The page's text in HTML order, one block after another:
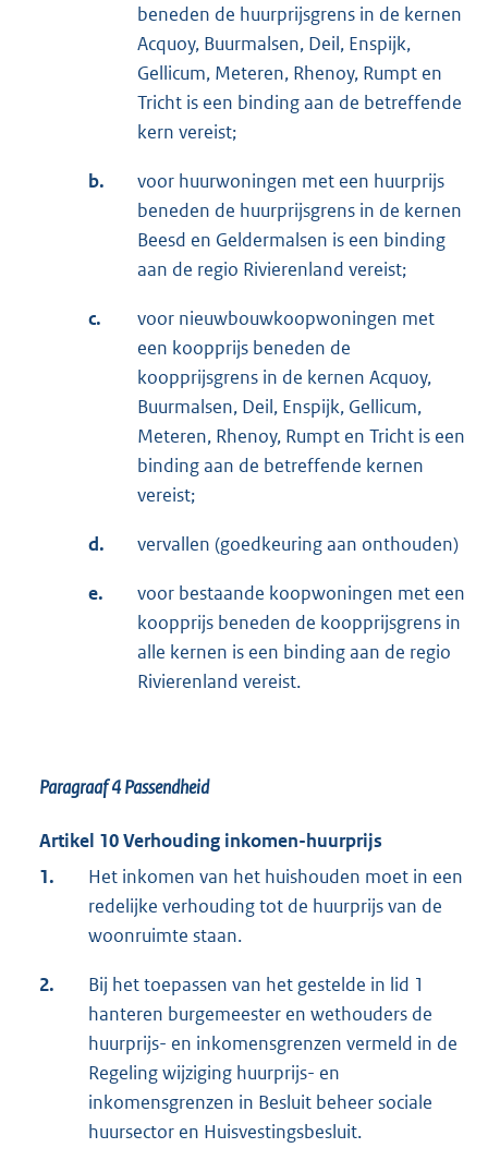
beneden de huurprijsgrens in de kernen
Acquoy, Buurmalsen, Deil, Enspijk,
Gellicum, Meteren, Rhenoy, Rumpt en
Tricht is een binding aan de betreffende
kern vereist;
b.
voor huurwoningen met een huurprijs
beneden de huurprijsgrens in de kernen
Beesd en Geldermalsen is een binding
aan de regio Rivierenland vereist;
c.
voor nieuwbouwkoopwoningen met
een koopprijs beneden de
koopprijsgrens in de kernen Acquoy,
Buurmalsen, Deil, Enspijk, Gellicum,
Meteren, Rhenoy, Rumpt en Tricht is een
binding aan de betreffende kernen
vereist;
d. vervallen (goedkeuring aan onthouden)
e.
voor bestaande koopwoningen met een
koopprijs beneden de koopprijsgrens in
alle kernen is een binding aan de regio
Rivierenland vereist.
Paragraaf 4Passendheid
Artikel 10 Verhouding inkomen-huurprijs
1.
Het inkomen van het huishouden moet in een
redelijke verhouding tot de huurprijs van de
woonruimte staan.
2.
Bij het toepassen van het gestelde in lid 1
hanteren burgemeester en wethouders de
huurprijs- en inkomensgrenzen vermeld in de
Regeling wijziging huurprijs- en
inkomensgrenzen in Besluit beheer sociale
huursector en Huisvestingsbesluit.